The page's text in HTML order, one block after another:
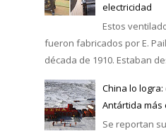
electricidad
Estos
fueron fabricados por E.
década de 1910. Estaban
China lo
Antártida más
Se reportan